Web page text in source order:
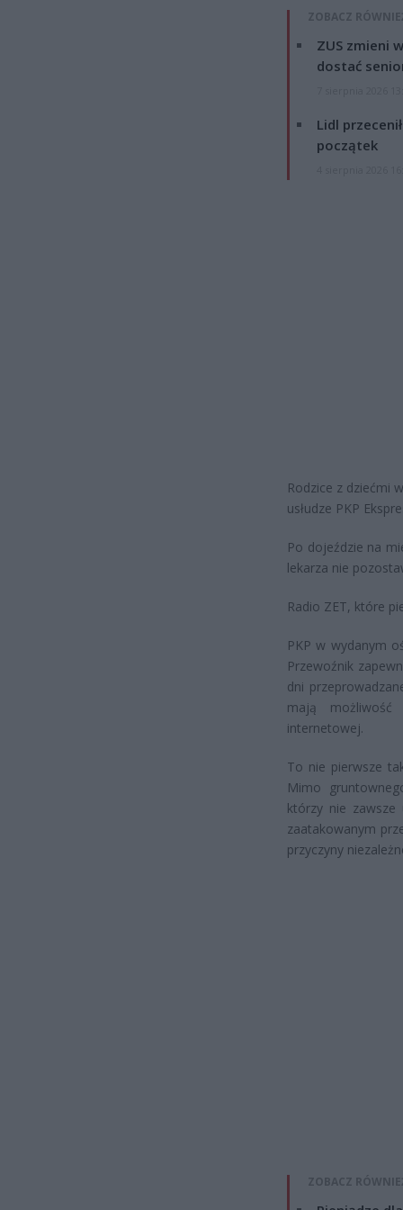
ZOBACZ
ZUS zmieni
dostać
Lidl
początek
Rodzice z dziećmi
usłudze PKP
Po dojeździe na
lekarza nie
Radio ZET, które
PKP w wydanym
Przewoźnik
dni
mają możliwość
internetowej.
To nie pierwsze
Mimo
którzy nie zawsze
zaatakowanym
przyczyny
ZOBACZ